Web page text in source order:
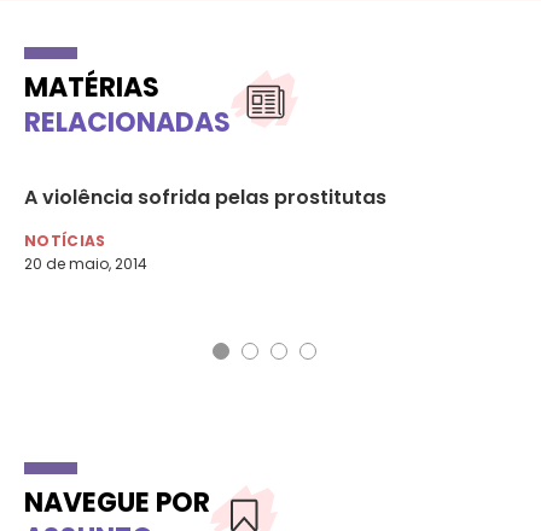
MATÉRIAS
RELACIONADAS
A violência sofrida pelas prostitutas
NOTÍCIAS
20 de maio, 2014
NAVEGUE POR